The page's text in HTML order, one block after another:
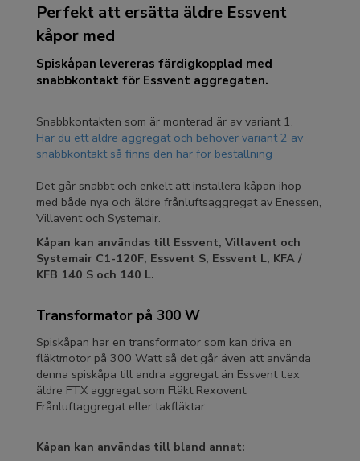
Perfekt att ersätta äldre Essvent
kåpor med
Spiskåpan levereras färdigkopplad med
snabbkontakt för Essvent aggregaten.
Snabbkontakten som är monterad är av variant 1.
Har du ett äldre aggregat och behöver variant 2 av
snabbkontakt så finns den här för beställning
Det går snabbt och enkelt att installera kåpan ihop
med både nya och äldre frånluftsaggregat av Enessen,
Villavent och Systemair.
Kåpan kan användas till Essvent, Villavent och
Systemair C1-120F, Essvent S, Essvent L, KFA /
KFB 140 S och 140 L.
Transformator på 300 W
Spiskåpan har en transformator som kan driva en
fläktmotor på 300 Watt så det går även att använda
denna spiskåpa till andra aggregat än Essvent t.ex
äldre FTX aggregat som Fläkt Rexovent,
Frånluftaggregat eller takfläktar.
Kåpan kan användas till bland annat: